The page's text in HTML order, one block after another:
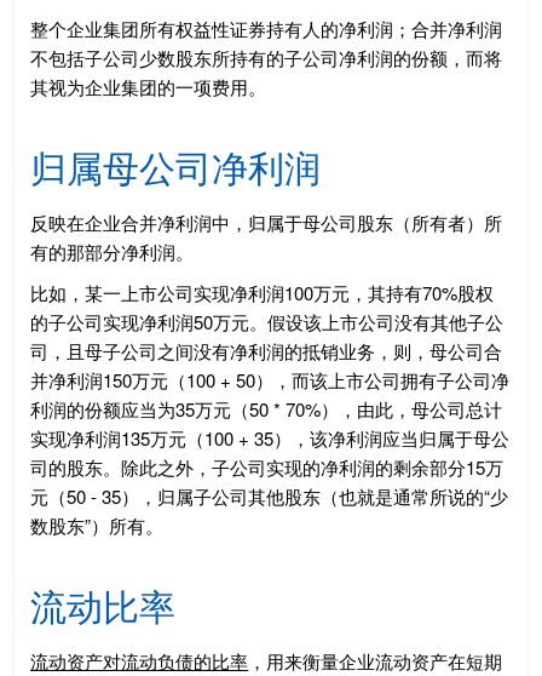
整个企业集团所有权益性证券持有人的净利润；合并净利润
不包括子公司少数股东所持有的子公司净利润的份额，而将
其视为企业集团的一项费用。
归属母公司净利润
反映在企业合并净利润中，归属于母公司股东（所有者）所
有的那部分净利润。
比如，某一上市公司实现净利润100万元，其持有70%股权
的子公司实现净利润50万元。假设该上市公司没有其他子公
司，且母子公司之间没有净利润的抵销业务，则，母公司合
并净利润150万元（100 + 50），而该上市公司拥有子公司净
利润的份额应当为35万元（50 * 70%），由此，母公司总计
实现净利润135万元（100 + 35），该净利润应当归属于母公
司的股东。除此之外，子公司实现的净利润的剩余部分15万
元（50 - 35），归属子公司其他股东（也就是通常所说的“少
数股东”）所有。
流动比率
流动资产对流动负债的比率 ，用来衡量企业流动资产在短期